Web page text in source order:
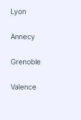
Lyon
Annecy
Grenoble
Valence